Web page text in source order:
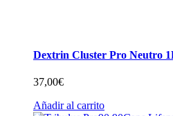
Dextrin Cluster Pro Neutro
37,00€
Añadir al carrito